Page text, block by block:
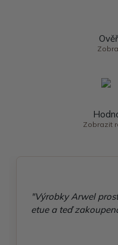
Zobrazit
"Výrobky Arwel
etue a teď